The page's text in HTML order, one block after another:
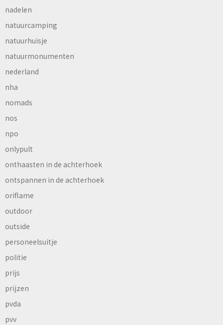
nadelen
natuurcamping
natuurhuisje
natuurmonumenten
nederland
nha
nomads
nos
npo
onlypult
onthaasten in de achterhoek
ontspannen in de achterhoek
oriflame
outdoor
outside
personeelsuitje
politie
prijs
prijzen
pvda
pvv